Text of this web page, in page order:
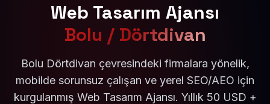
Web Tasarım Ajansı
Bolu / Dörtdivan
Bolu Dörtdivan çevresindeki firmalara yönelik,
mobilde sorunsuz çalışan ve yerel SEO/AEO için
kurgulanmış Web Tasarım Ajansı. Yıllık 50 USD +